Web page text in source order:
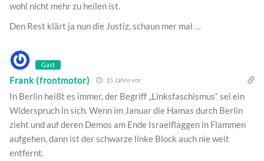
wohl nicht mehr zu heilen ist.
Den Rest klärt ja nun die Justiz, schaun mer mal …
Gast
Frank (frontmotor) 15 Jahre vor
In Berlin heißt es immer, der Begriff „Linksfaschismus“ sei ein
Widerspruch in sich. Wenn im Januar die Hamas durch Berlin
zieht und auf deren Demos am Ende Israelflaggen in Flammen
aufgehen, dann ist der schwarze linke Block auch nie weit
entfernt.